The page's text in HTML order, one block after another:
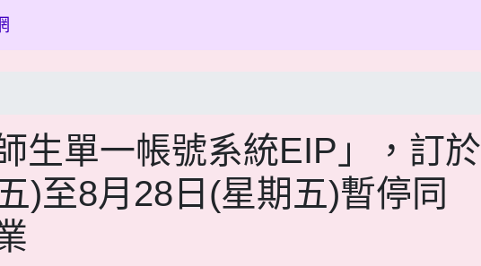
生單一帳號系統EIP」，訂於
)至8月28日(星期五)暫停同